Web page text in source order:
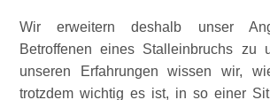
Wir erweitern deshalb unser
Betroffenen eines Stalleinbruchs zu
unseren Erfahrungen wissen wir,
trotzdem wichtig es ist, in so einer